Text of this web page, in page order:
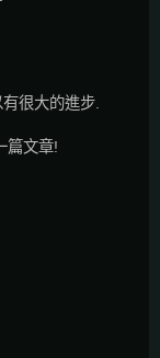
很大的進步.
篇文章!